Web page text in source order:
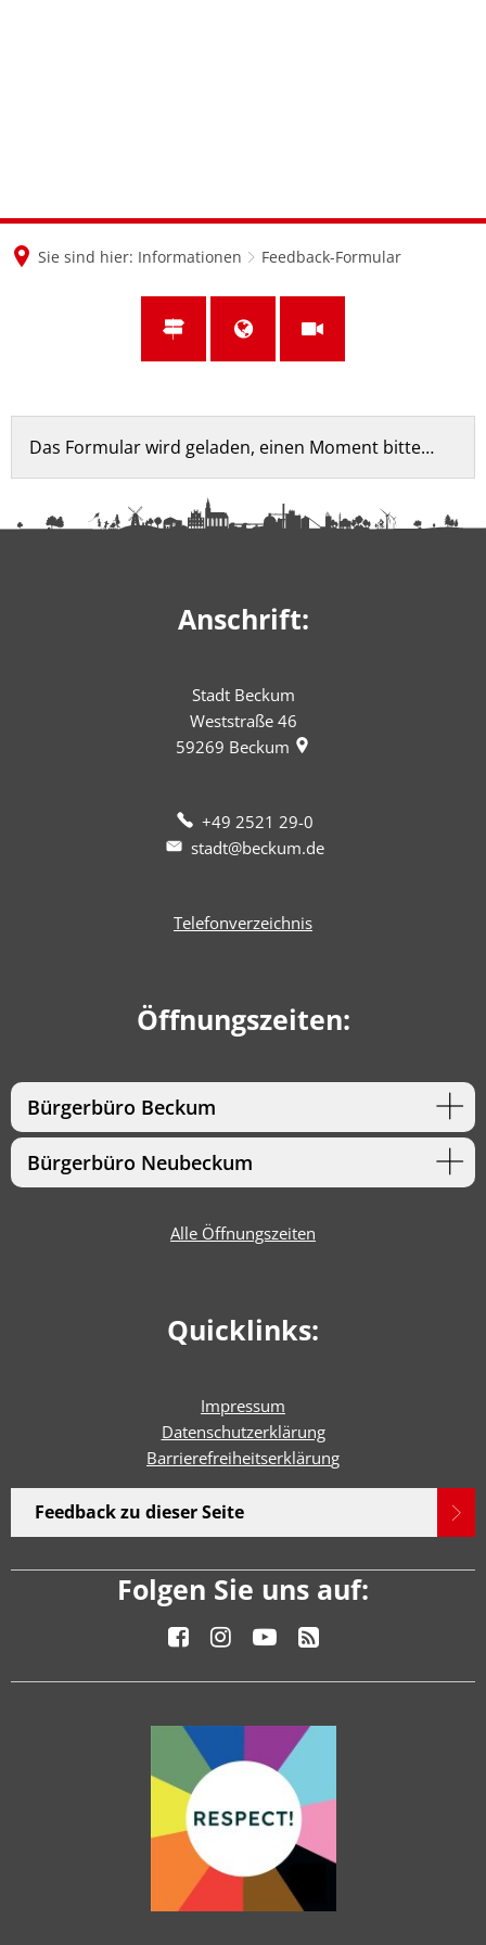
Sie sind hier: Informationen Feedback-Formular
Feedback-
Formular
Das Formular wird geladen, einen Moment bitte…
Anschrift:
Stadt Beckum
Weststraße 46
59269 Beckum
+49 2521 29-0
stadt@beckum.de
Telefonverzeichnis
Öffnungszeiten:
Bürgerbüro Beckum
Bürgerbüro Neubeckum
Alle Öffnungszeiten
Quicklinks:
Impressum
Datenschutzerklärung
Barrierefreiheitserklärung
Feedback zu dieser Seite
Folgen Sie uns auf: